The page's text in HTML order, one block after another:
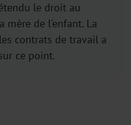
le droit au
mère de l'enfant. La
contrats de travail a
ce point.